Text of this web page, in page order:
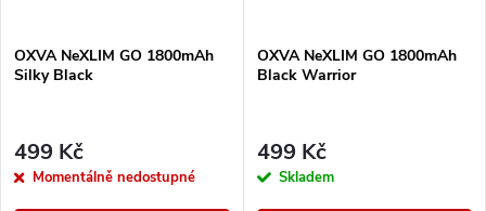
OXVA NeXLIM GO 1800mAh
Silky Black
499 Kč
Momentálně nedostupné
OXVA NeXLIM GO 1800mAh
Black Warrior
499 Kč
Skladem